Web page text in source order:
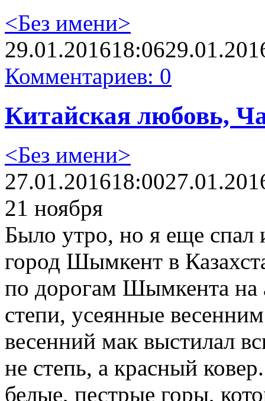
<Без имени>
29.01.201618:06
Комментариев: 0
Китайская любовь,
<Без имени>
27.01.201618:00
21 ноября
Было утро, но я еще спал
город Шымкент в
по дорогам Шымкента на
степи, усеянные
весенний мак выстилал
не степь, а красный
белые, пестрые горы,